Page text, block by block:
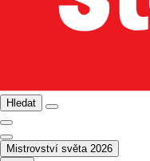
Hledat
Mistrovství světa 2026